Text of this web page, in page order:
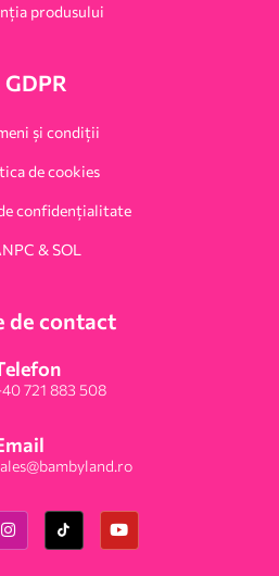
produsului
GDPR
și condiții
de cookies
confidențialitate
& SOL
de contact
721 883 508